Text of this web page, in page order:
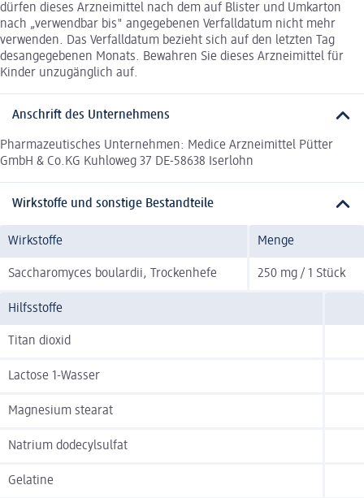
dürfen dieses Arzneimittel nach dem auf Blister und Umkarton
nach „verwendbar bis" angegebenen Verfalldatum nicht mehr
verwenden. Das Verfalldatum bezieht sich auf den letzten Tag
desangegebenen Monats. Bewahren Sie dieses Arzneimittel für
Kinder unzugänglich auf.
Anschrift des Unternehmens
Pharmazeutisches Unternehmen: Medice Arzneimittel Pütter
GmbH & Co.KG Kuhloweg 37 DE-58638 Iserlohn
Wirkstoffe und sonstige Bestandteile
Wirkstoffe Menge
Saccharomyces boulardii, Trockenhefe 250 mg / 1 Stück
Hilfsstoffe
Titan dioxid
Lactose 1-Wasser
Magnesium stearat
Natrium dodecylsulfat
Gelatine